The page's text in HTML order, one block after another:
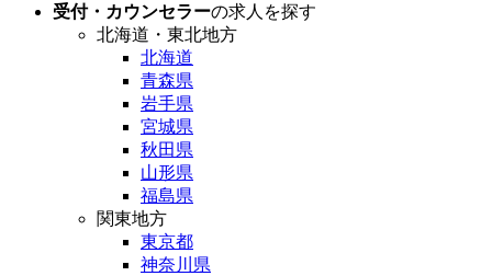
受付・カウンセラーの求人を探す
北海道・東北地方
北海道
青森県
岩手県
宮城県
秋田県
山形県
福島県
関東地方
東京都
神奈川県